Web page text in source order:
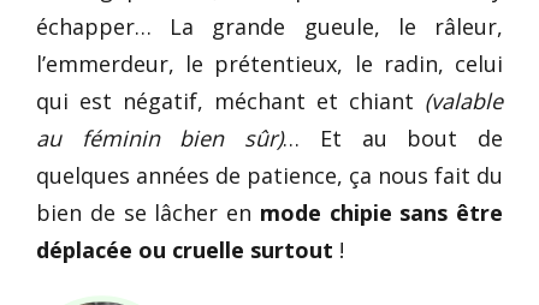
échapper… La grande gueule, le râleur,
l’emmerdeur, le prétentieux, le radin, celui
qui est négatif, méchant et chiant (valable
au féminin bien sûr)… Et au bout de
quelques années de patience, ça nous fait du
bien de se lâcher en mode chipie sans être
déplacée ou cruelle surtout !